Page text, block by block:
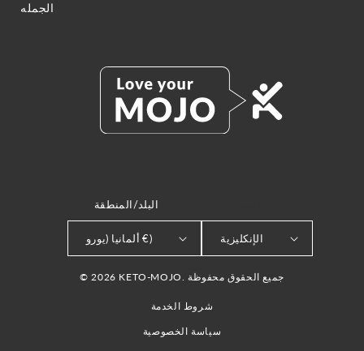
الجمله
البلد/المنطقة
ألمانيا (يورو €) الإنكليزية
© 2026 KETO-MOJO. جميع الحقوق محفوظة
شروط الخدمة
سياسة الخصوصية